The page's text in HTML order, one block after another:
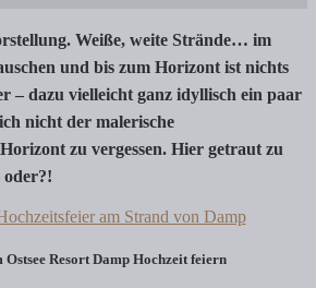
Weiße, weite Strände… im
und bis zum Horizont ist nichts
– dazu vielleicht ganz idyllisch ein paar
nicht der malerische
zu vergessen. Hier getraut zu
oder?!
Ostsee Resort Damp Hochzeit feiern